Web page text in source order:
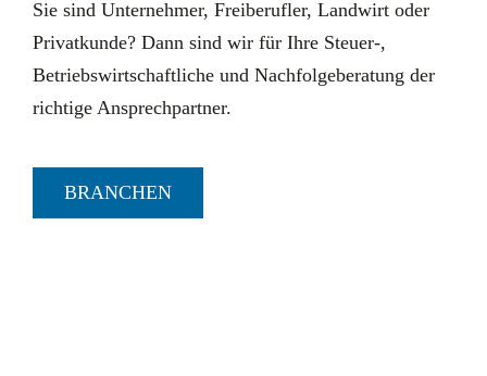
Sie sind Unternehmer, Freiberufler, Landwirt oder
Privatkunde? Dann sind wir für Ihre Steuer-,
Betriebswirtschaftliche und Nachfolgeberatung der
richtige Ansprechpartner.
BRANCHEN